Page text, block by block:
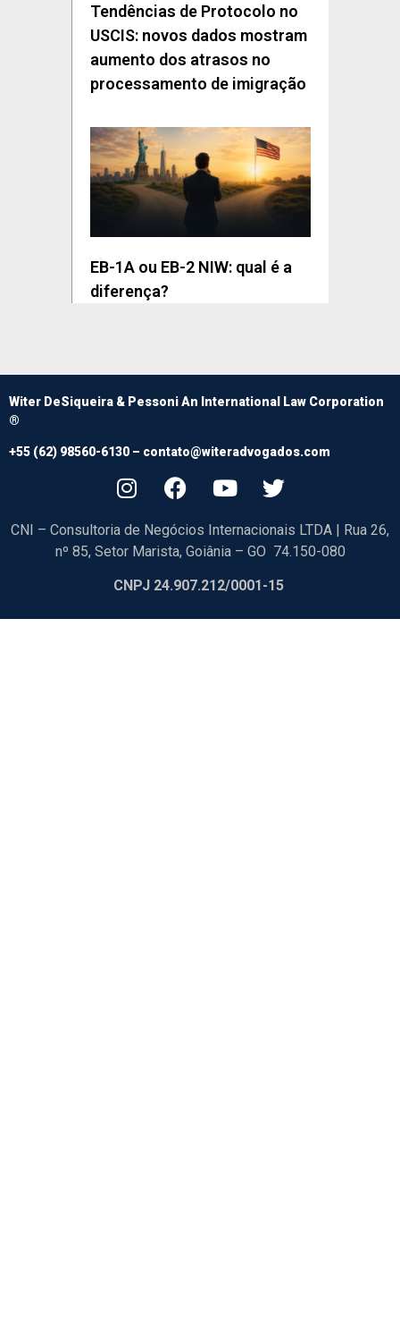
Tendências de Protocolo no
USCIS: novos dados mostram
aumento dos atrasos no
processamento de imigração
EB-1A ou EB-2 NIW: qual é a
diferença?
Witer DeSiqueira & Pessoni An International Law Corporation
®
+55 (62) 98560-6130 – contato@witeradvogados.com
CNI – Consultoria de Negócios Internacionais LTDA | Rua 26,
nº 85, Setor Marista, Goiânia – GO 74.150-080
CNPJ 24.907.212/0001-15